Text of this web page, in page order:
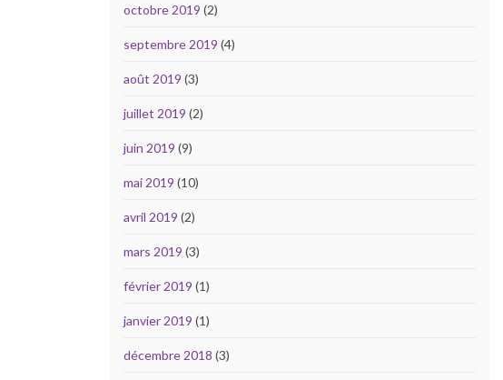
octobre 2019 (2)
septembre 2019 (4)
août 2019 (3)
juillet 2019 (2)
juin 2019 (9)
mai 2019 (10)
avril 2019 (2)
mars 2019 (3)
février 2019 (1)
janvier 2019 (1)
décembre 2018 (3)